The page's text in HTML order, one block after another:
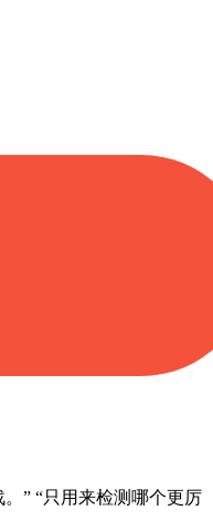
” “只用来检测哪个更厉